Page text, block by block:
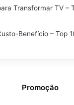
Transformar TV –
Benefício – Top
Promoção